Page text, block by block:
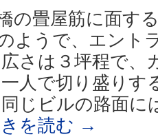
の畳屋筋に面す
ようで、エント
さは３坪程で、
人で切り盛りす
じビルの路面に
を読む →